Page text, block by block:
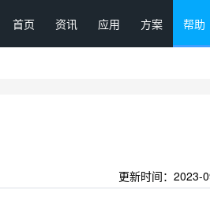
首页 资讯 应用 方案 帮助
更新时间：2023-